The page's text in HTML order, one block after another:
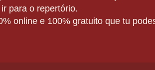
para o repertório.
online e 100% gratuito que tu